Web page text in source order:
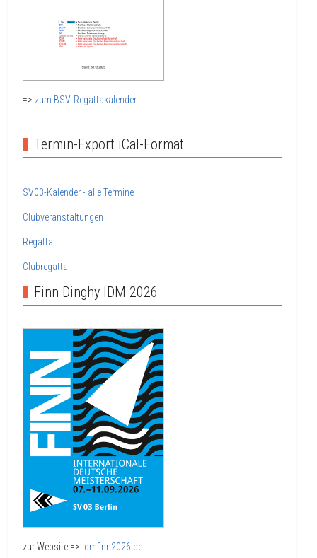
=> zum BSV-Regattakalender
Termin-Export iCal-Format
SV03-Kalender - alle Termine
Clubveranstaltungen
Regatta
Clubregatta
Finn Dinghy IDM 2026
zur Website => idmfinn2026.de